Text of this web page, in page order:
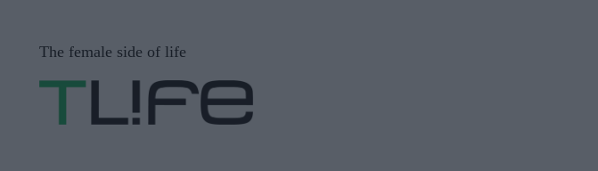
The female side of life